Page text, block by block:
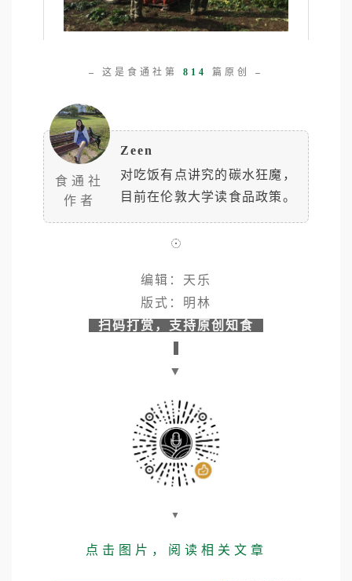
https://growingcommunities.org/blog/2023/01/what-
do-your-farmers-do-winter
https://www.sustainweb.org/foodwaste/growing_com
https://growingcommunities.org/getting-stall
– 这是食通社第 814 篇原创 –
食通社
作者
Zeen
对吃饭有点讲究的碳水狂魔，
目前在伦敦大学读食品政策。
编辑：天乐
版式：明林
扫码打赏，支持原创知食
▼
▼
点击图片，阅读相关文章